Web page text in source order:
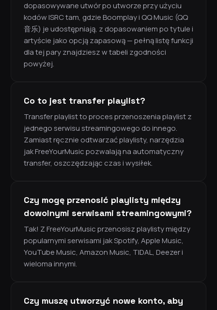
dopasowywane utwór po utworze przy użyciu
kodów ISRC tam, gdzie Boomplay i QQ Music (QQ
音乐) je udostępniają, z dopasowaniem po tytule i
artyście jako opcją zapasową — pełną listę funkcji
dla tej pary znajdziesz w tabeli zgodności
powyżej.
Co to jest transfer playlist?
Transfer playlist to proces przenoszenia playlist z
jednego serwisu streamingowego do innego.
Zamiast ręcznie odtwarzać playlisty, narzędzia
jak FreeYourMusic pozwalają na automatyczny
transfer, oszczędzając czas i wysiłek.
Czy mogę przenosić playlisty między
dowolnymi serwisami streamingowymi?
Tak! Z FreeYourMusic przenosisz playlisty między
popularnymi serwisami jak Spotify, Apple Music,
YouTube Music, Amazon Music, TIDAL, Deezer i
wieloma innymi.
Czy muszę utworzyć nowe konto, aby